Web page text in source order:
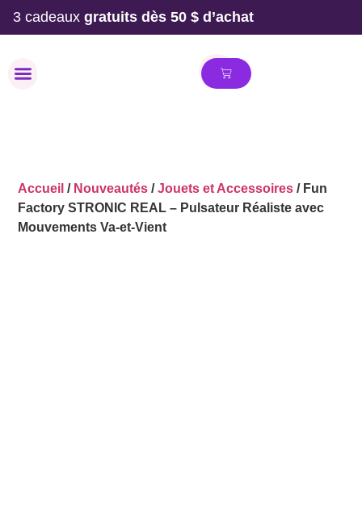
3 cadeaux gratuits dès 50 $ d’achat
Accueil / Nouveautés /Jouets et Accessoires / Fun
Factory STRONIC REAL – Pulsateur Réaliste avec
Mouvements Va-et-Vient